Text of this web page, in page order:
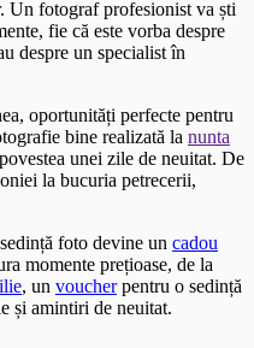
Un fotograf profesionist va ști
fie că este vorba despre
despre un specialist în
oportunități perfecte pentru
bine realizată la nunta
unei zile de neuitat. De
la bucuria petrecerii,
foto devine un cadou
momente prețioase, de la
, un voucherpentru o sedință
și amintiri de neuitat.